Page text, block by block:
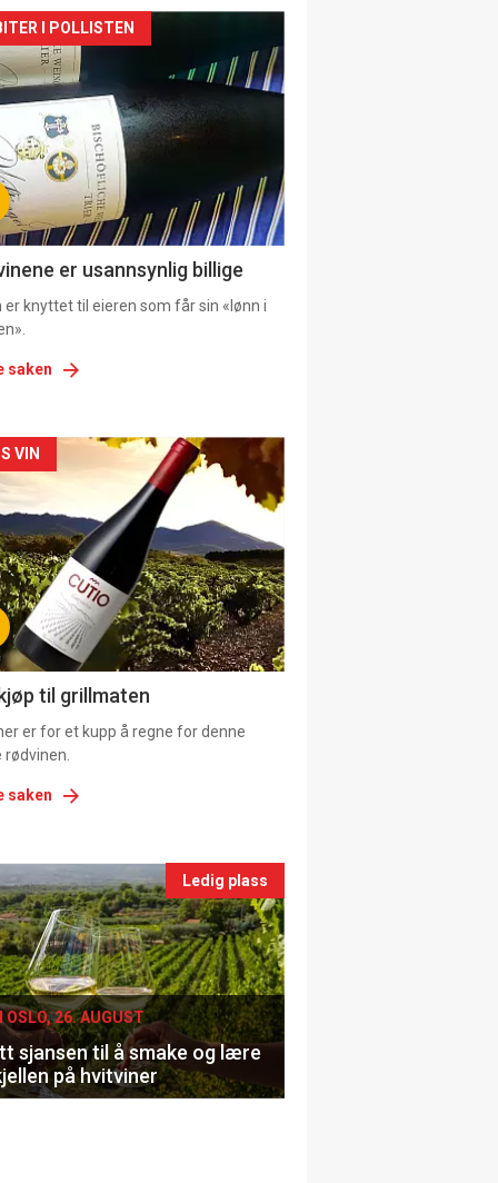
I POLLISTEN
er usannsynlig billige
er knyttet til eieren som får sin «lønn i
saken
VIN
til grillmaten
er for et kupp å regne for denne
rødvinen.
saken
Ledig plass
OSLO, 26. AUGUST
sjansen til å smake og lære
på hvitviner